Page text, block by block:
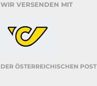
WIR VERSENDEN MIT
DER ÖSTERREICHISCHEN POST